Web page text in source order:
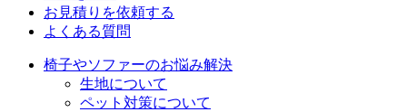
お見積りを依頼する
よくある質問
椅子やソファーのお悩み解決
生地について
ペット対策について